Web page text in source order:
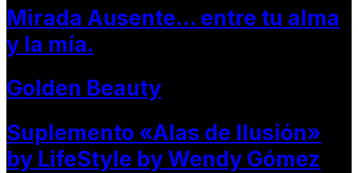
Mirada Ausente… entre tu alma
y la mía.
Golden Beauty
Suplemento «Alas de Ilusión»
by LifeStyle by Wendy Gómez